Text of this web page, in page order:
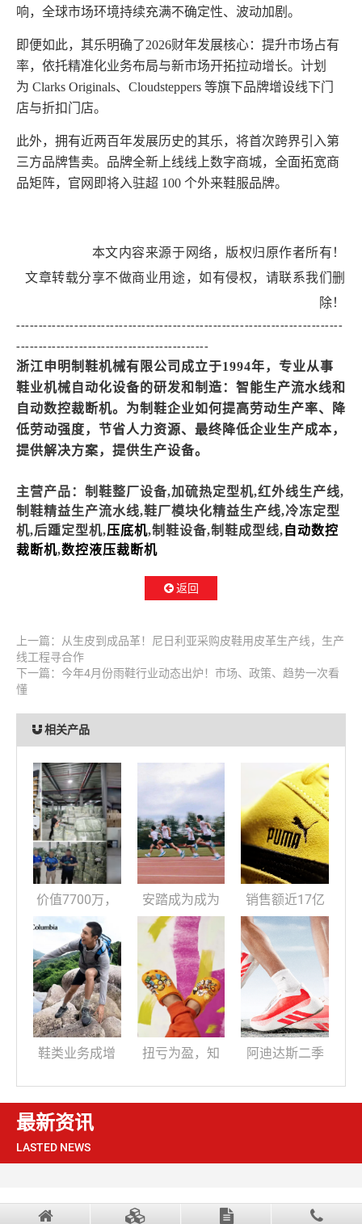
响，全球市场环境持续充满不确定性、波动加剧。
即便如此， 其乐明确了2026财年发展核心：提升市场占有
率，依托精准化业务布局与新市场开拓拉动增长。 计划
为 Clarks Originals、Cloudsteppers 等旗下品牌增设线下门
店与折扣门店。
此外，拥有近两百年发展历史的其乐，将首次跨界引入第
三方品牌售卖。品牌全新上线线上数字商城，全面拓宽商
品矩阵，官网即将入驻超 100 个外来鞋服品牌。
本文内容来源于网络，版权归原作者所有！
文章转载分享不做商业用途，如有侵权，请联系我们删
除！
-------------------------------------------------------------------------
-------------------------------------------
浙江申明制鞋机械有限公司成立于1994年，专业从事
鞋业机械自动化设备的研发和制造：智能生产流水线和
自动数控裁断机。为制鞋企业如何提高劳动生产率、降
低劳动强度，节省人力资源、最终降低企业生产成本，
提供解决方案，提供生产设备。
主营产品：制鞋整厂设备,加硫热定型机,红外线生产线,
制鞋精益生产流水线,鞋厂模块化精益生产线,冷冻定型
机,后踵定型机,压底机,制鞋设备,制鞋成型线, 自动数控
裁断机,数控液压裁断机
返回
上一篇：
从生皮到成品革！尼日利亚采购皮鞋用皮革生产线，生产
线工程寻合作
下一篇： 今年4月份雨鞋行业动态出炉！市场、政策、趋势一次看
懂
相关产品
价值7700万，
一仓库查出多
品牌假鞋，老
板在逃
安踏成为成为
WSE 2026亚太
区青少年冠军
赛独家冠名合
作伙伴
销售额近17亿
欧元却现亏
损，彪马开启
库存大调整！
鞋类业务成增
长引擎，知名
品牌第二季度
扭亏为盈！
扭亏为盈，知
名鞋企单季营
阿迪达斯二季
度营收再创新
最新资讯
LASTED NEWS